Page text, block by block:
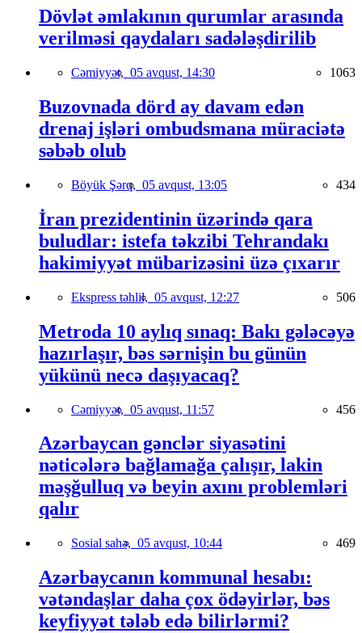
Dövlət əmlakının qurumlar arasında
verilməsi qaydaları sadələşdirilib
Cəmiyyət, 05 avqust, 14:30 1063
Buzovnada dörd ay davam edən
drenaj işləri ombudsmana müraciətə
səbəb olub
Böyük Şərq, 05 avqust, 13:05 434
İran prezidentinin üzərində qara
buludlar: istefa təkzibi Tehrandakı
hakimiyyət mübarizəsini üzə çıxarır
Ekspress təhlil, 05 avqust, 12:27 506
Metroda 10 aylıq sınaq: Bakı gələcəyə
hazırlaşır, bəs sərnişin bu günün
yükünü necə daşıyacaq?
Cəmiyyət, 05 avqust, 11:57 456
Azərbaycan gənclər siyasətini
nəticələrə bağlamağa çalışır, lakin
məşğulluq və beyin axını problemləri
qalır
Sosial sahə, 05 avqust, 10:44 469
Azərbaycanın kommunal hesabı:
vətəndaşlar daha çox ödəyirlər, bəs
keyfiyyət tələb edə bilirlərmi?